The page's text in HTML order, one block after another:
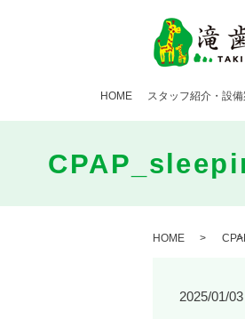
HOME スタッフ紹介・設備
HOME
2025/01/03